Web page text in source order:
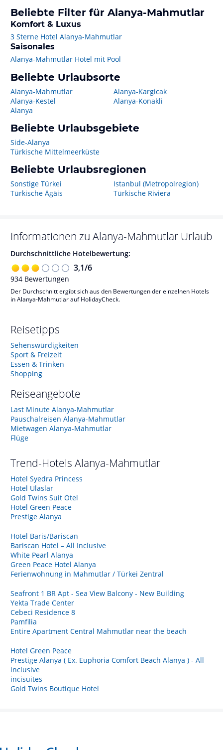
Beliebte Filter für Alanya-Mahmutlar
Komfort & Luxus
3 Sterne Hotel Alanya-Mahmutlar
Saisonales
Alanya-Mahmutlar Hotel mit Pool
Beliebte Urlaubsorte
Alanya-Mahmutlar
Alanya-Kestel
Alanya
Alanya-Kargicak
Alanya-Konakli
Beliebte Urlaubsgebiete
Side-Alanya
Türkische Mittelmeerküste
Beliebte Urlaubsregionen
Sonstige Türkei
Türkische Ägäis
Istanbul (Metropolregion)
Türkische Riviera
Informationen zu Alanya-Mahmutlar Urlaub
Durchschnittliche Hotelbewertung:
3,1/6
934 Bewertungen
Der Durchschnitt ergibt sich aus den Bewertungen der einzelnen Hotels
in Alanya-Mahmutlar auf HolidayCheck.
Reisetipps
Sehenswürdigkeiten
Sport & Freizeit
Essen & Trinken
Shopping
Reiseangebote
Last Minute Alanya-Mahmutlar
Pauschalreisen Alanya-Mahmutlar
Mietwagen Alanya-Mahmutlar
Flüge
Trend-Hotels Alanya-Mahmutlar
Hotel Syedra Princess
Hotel Ulaslar
Gold Twins Suit Otel
Hotel Green Peace
Prestige Alanya
Hotel Baris/Bariscan
Bariscan Hotel – All Inclusive
White Pearl Alanya
Green Peace Hotel Alanya
Ferienwohnung in Mahmutlar / Türkei Zentral
Seafront 1 BR Apt - Sea View Balcony - New Building
Yekta Trade Center
Cebeci Residence 8
Pamfilia
Entire Apartment Central Mahmutlar near the beach
Hotel Green Peace
Prestige Alanya ( Ex. Euphoria Comfort Beach Alanya ) - All
inclusive
incisuites
Gold Twins Boutique Hotel